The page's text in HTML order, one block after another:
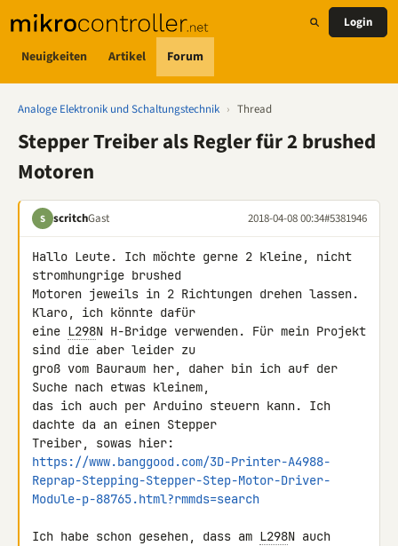
Neuigkeiten Artikel Forum
Login
Analoge Elektronik und Schaltungstechnik › Thread
Stepper Treiber als Regler für 2 brushed
Motoren
S scritchGast 2018-04-08 00:34#5381946
Hallo Leute. Ich möchte gerne 2 kleine, nicht
stromhungrige brushed
Motoren jeweils in 2 Richtungen drehen lassen.
Klaro, ich könnte dafür
eine L298N H-Bridge verwenden. Für mein Projekt
sind die aber leider zu
groß vom Bauraum her, daher bin ich auf der
Suche nach etwas kleinem,
das ich auch per Arduino steuern kann. Ich
dachte da an einen Stepper
https://www.banggood.com/3D-Printer-A4988-
Reprap-Stepping-Stepper-Step-Motor-Driver-
Module-p-88765.html?rmmds=search
Ich habe schon gesehen, dass am L298N auch